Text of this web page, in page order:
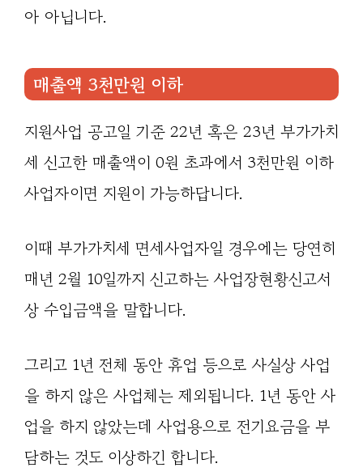
아 아닙니다.
매출액 3천만원 이하
지원사업 공고일 기준 22년 혹은 23년 부가가치
세 신고한 매출액이 0원 초과에서 3천만원 이하
사업자이면 지원이 가능하답니다.
이때 부가가치세 면세사업자일 경우에는 당연히
매년 2월 10일까지 신고하는 사업장현황신고서
상 수입금액을 말합니다.
그리고 1년 전체 동안 휴업 등으로 사실상 사업
을 하지 않은 사업체는 제외됩니다. 1년 동안 사
업을 하지 않았는데 사업용으로 전기요금을 부
담하는 것도 이상하긴 합니다.